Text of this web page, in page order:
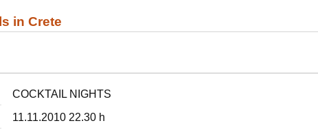
in Crete
COCKTAIL NIGHTS
11.11.2010 22.30 h